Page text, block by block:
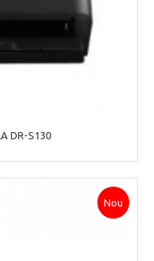
DR-S130
Nou